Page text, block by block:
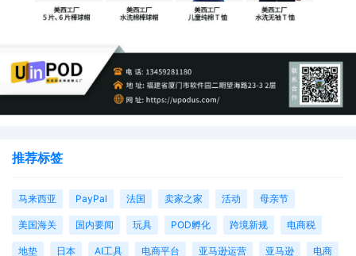
推荐标签
马来西亚 PayPal 法国 卖家之家 活动 母亲节
美国海关 国内要闻 玩具 POD孵化 跨境新规 电商税
地垫 日本 AI工具 电商平台 亚马逊运营 亚马逊 电商